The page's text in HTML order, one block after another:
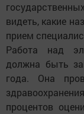
видеть, какие
прием
Работа над
должна быть
года. Она
процентов